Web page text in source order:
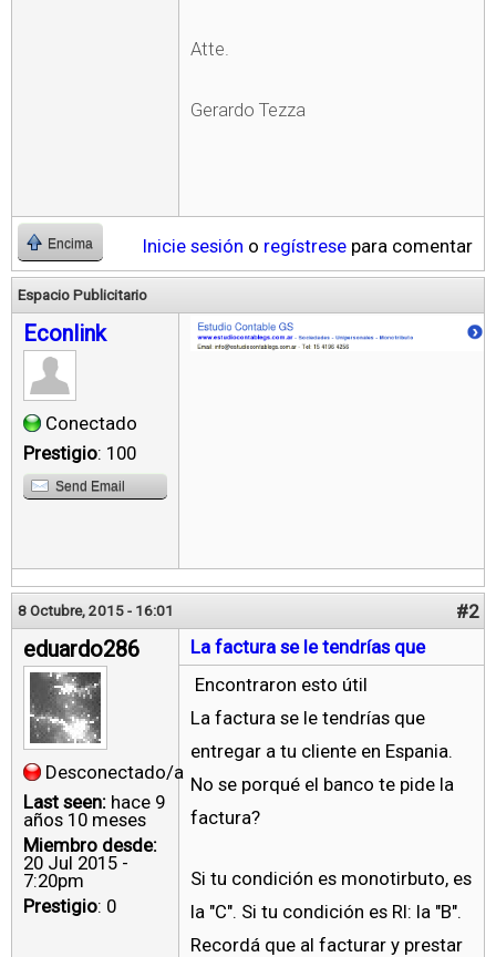
Atte.
Gerardo Tezza
Encima Inicie sesión o regístrese para comentar
Espacio Publicitario
Econlink
Conectado
Prestigio: 100
Send Email
8 Octubre, 2015 - 16:01 #2
eduardo286
Desconectado/a
Last seen: hace 9
años 10 meses
Miembro desde:
20 Jul 2015 -
7:20pm
Prestigio: 0
La factura se le tendrías que
Encontraron esto útil
La factura se le tendrías que
entregar a tu cliente en Espania.
No se porqué el banco te pide la
factura?
Si tu condición es monotirbuto, es
la "C". Si tu condición es RI: la "B".
Recordá que al facturar y prestar